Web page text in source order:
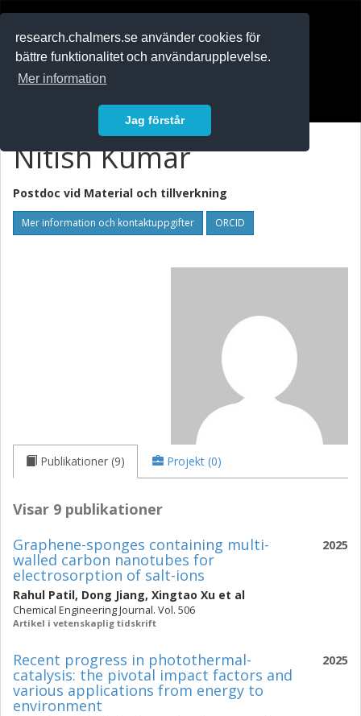
research.chalmers.se använder cookies för
bättre funktionalitet och användarupplevelse.
Mer information
Jag förstår
Nitish Kumar
Postdoc vid Material och tillverkning
Mer information och kontaktuppgifter ORCID
Publikationer (9) Projekt (0)
Visar 9 publikationer
2025
Graphene-sponges containing multi-
walled carbon nanotubes for
electrosorption of salt-ions
Rahul Patil, Dong Jiang, Xingtao Xu et al
Chemical Engineering Journal. Vol. 506
Artikel i vetenskaplig tidskrift
2025
Recent progress in photothermal-
catalysis: the pivotal impact factors and
various applications from energy to
environment